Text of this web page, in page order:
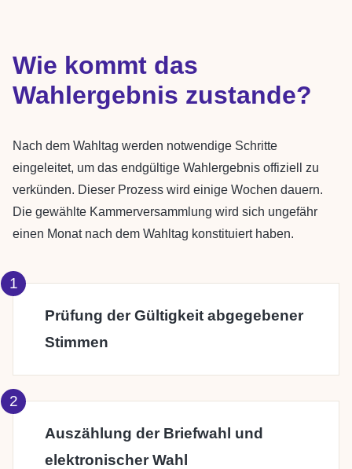
Wie kommt das
Wahlergebnis zustande?
Nach dem Wahltag werden notwendige Schritte
eingeleitet, um das endgültige Wahlergebnis offiziell zu
verkünden. Dieser Prozess wird einige Wochen dauern.
Die gewählte Kammerversammlung wird sich ungefähr
einen Monat nach dem Wahltag konstituiert haben.
Prüfung der Gültigkeit abgegebener
Stimmen
Auszählung der Briefwahl und
elektronischer Wahl